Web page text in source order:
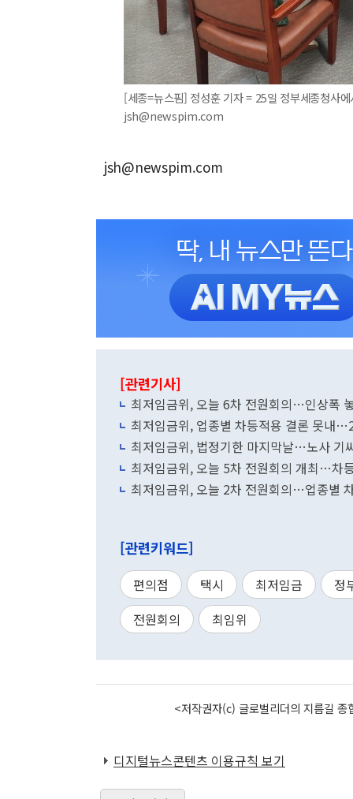
[세종=뉴스핌] 정성훈 기자 = 25일 정부세종청사
jsh@newspim.com
jsh@newspim.com
[관련기사]
최저임금위, 오늘 6차 전원회의…인상폭
최저임금위, 업종별 차등적용 결론 못내
최저임금위, 법정기한 마지막날…노사 기
최저임금위, 오늘 5차 전원회의 개최…차
최저임금위, 오늘 2차 전원회의…업종별
[관련키워드]
편의점 택시 최저임금
정
전원회의
최임위
<저작권자(c) 글로벌리더의 지름길
디지털뉴스콘텐츠 이용규칙 보기